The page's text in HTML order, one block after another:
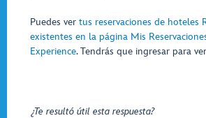
Puedes ver tus reservaciones de hoteles
existentes en la página Mis
Experience. Tendrás que ingresar para
¿Te resultó útil esta respuesta?